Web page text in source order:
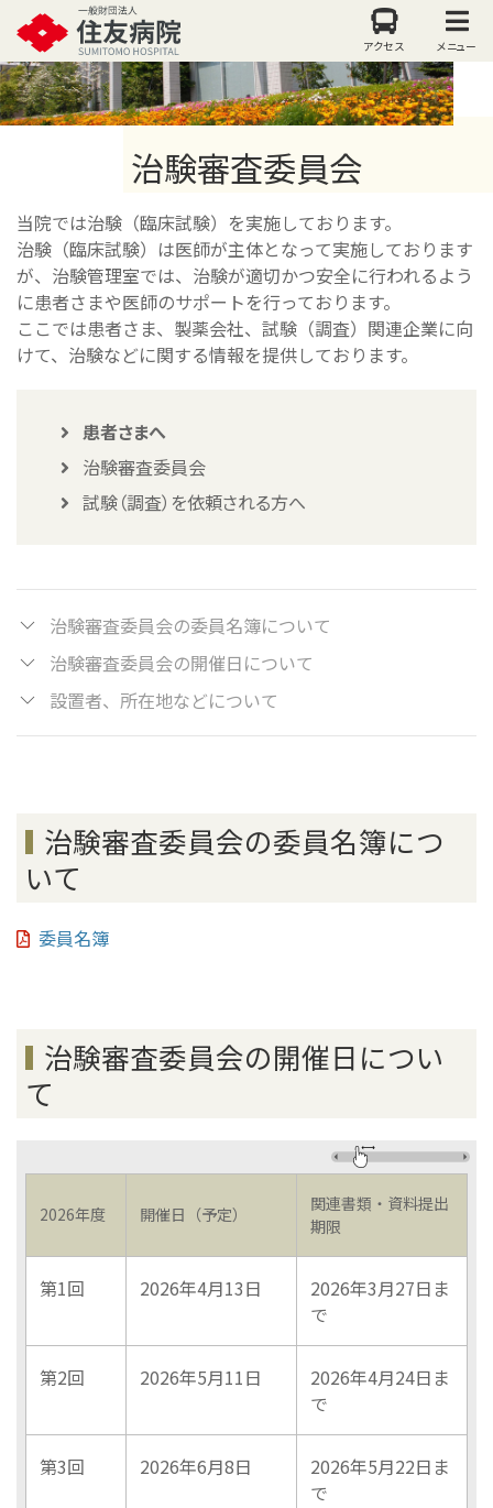
アクセス メニュー
治験審査委員会
当院では治験（臨床試験）を実施しております。
治験（臨床試験）は医師が主体となって実施しております
が、治験管理室では、治験が適切かつ安全に行われるよう
に患者さまや医師のサポートを行っております。
ここでは患者さま、製薬会社、試験（調査）関連企業に向
けて、治験などに関する情報を提供しております。
患者さまへ
治験審査委員会
試験（調査）を依頼される方へ
治験審査委員会の委員名簿について
治験審査委員会の開催日について
設置者、所在地などについて
治験審査委員会の委員名簿につ
いて
委員名簿
治験審査委員会の開催日につい
て
2026年度 開催日（予定）
関連書類・資料提出
期限
第1回 2026年4月13日
2026年3月27日ま
で
第2回 2026年5月11日
2026年4月24日ま
で
第3回 2026年6月8日
2026年5月22日ま
で